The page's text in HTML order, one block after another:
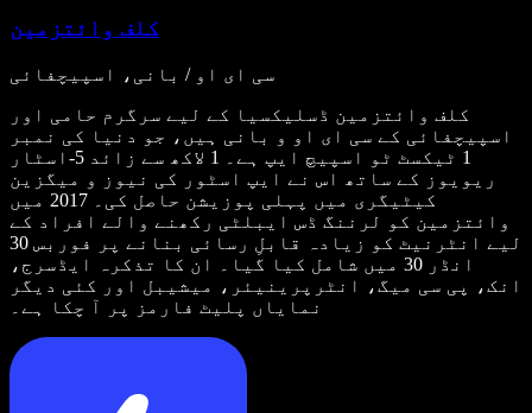
کلف وائتزمین
سی ای او / بانی، اسپیچفائی
کلف وائتزمین ڈسلیکسیا کے لیے سرگرم حامی اور
اسپیچفائی کے سی ای او و بانی ہیں، جو دنیا کی نمبر
1 ٹیکسٹ ٹو اسپیچ ایپ ہے۔ 1 لاکھ سے زائد 5-اسٹار
ریویوز کے ساتھ اس نے ایپ اسٹور کی نیوز و میگزین
کیٹیگری میں پہلی پوزیشن حاصل کی۔ 2017 میں
وائتزمین کو لرننگ ڈس ایبلٹی رکھنے والے افراد کے
لیے انٹرنیٹ کو زیادہ قابلِ رسائی بنانے پر فوربس 30
انڈر 30 میں شامل کیا گیا۔ ان کا تذکرہ ایڈسرج،
انک، پی سی میگ، انٹرپرینیئر، میشیبل اور کئی دیگر
نمایاں پلیٹ فارمز پر آ چکا ہے۔